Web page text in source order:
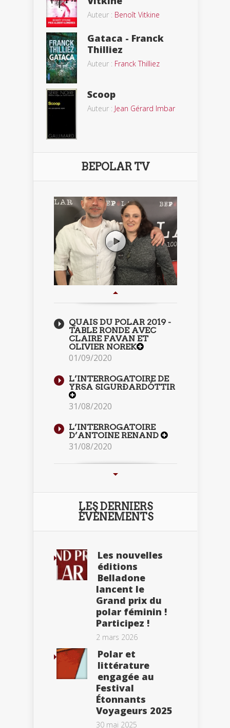
Auteur : Benoît Vitkine
Gataca - Franck
Thilliez
Auteur : Franck Thilliez
Scoop
Auteur : Jean Gérard Imbar
BEPOLAR TV
QUAIS DU POLAR 2019 -
TABLE RONDE AVEC
CLAIRE FAVAN ET
OLIVIER NOREK
01/09/2020
L’INTERROGATOIRE DE
YRSA SIGURÐARDÓTTIR
31/08/2020
L’INTERROGATOIRE
D’ANTOINE RENAND
31/08/2020
LES DERNIERS
ÉVÈNEMENTS
Les nouvelles
éditions
Belladone
lancent le
Grand prix du
polar féminin !
Participez !
2 mars 2026
Polar et
littérature
engagée au
Festival
Étonnants
Voyageurs 2025
30 mai 2025